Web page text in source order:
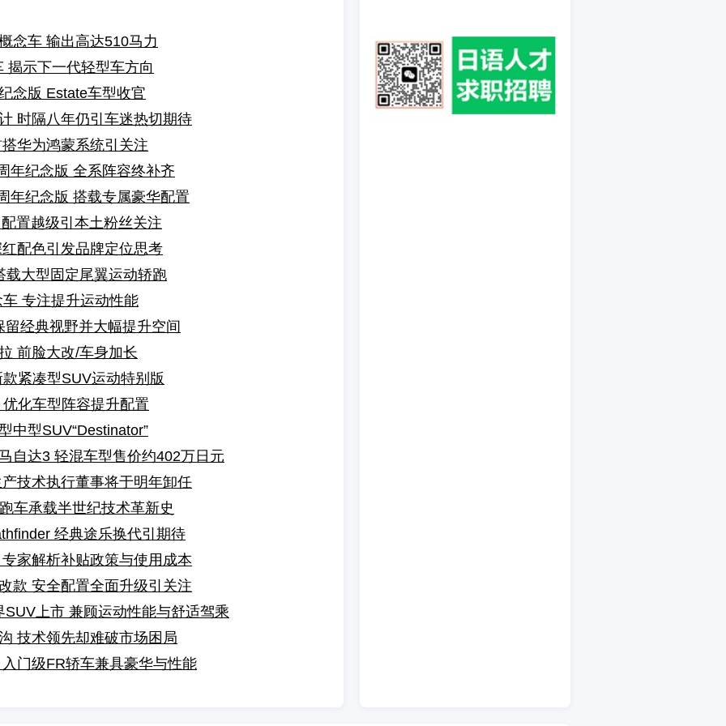
念车 输出高达510马力
揭示下一代轻型车方向
念版 Estate车型收官
时隔八年仍引车迷热切期待
华为鸿蒙系统引关注
年纪念版 全系阵容终补齐
年纪念版 搭载专属豪华配置
置越级引本土粉丝关注
配色引发品牌定位思考
载大型固定尾翼运动轿跑
专注提升运动性能
经典视野并大幅提升空间
前脸大改/车身加长
紧凑型SUV运动特别版
化车型阵容提升配置
中型SUV“Destinator”
自达3 轻混车型售价约402万日元
技术执行董事将于明年卸任
车承载半世纪技术革新史
经典途乐换代引期待
家解析补贴政策与使用成本
款 安全配置全面升级引关注
上市 兼顾运动性能与舒适驾乘
技术领先却难破市场困局
门级FR轿车兼具豪华与性能